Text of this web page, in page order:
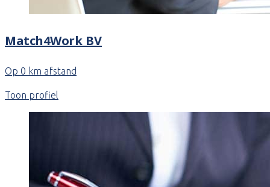
Match4Work BV
Op 0 km afstand
Toon profiel